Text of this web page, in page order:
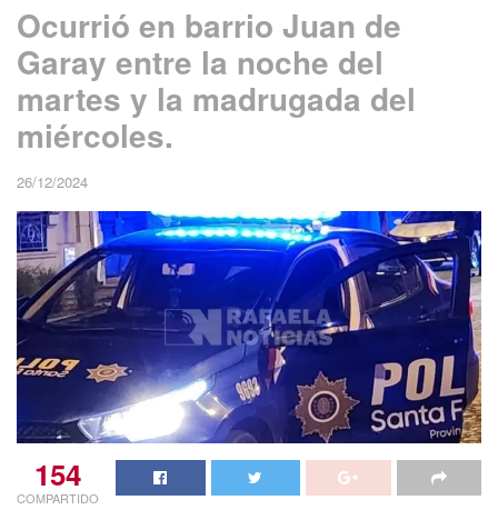
Ocurrió en barrio Juan de
Garay entre la noche del
martes y la madrugada del
miércoles.
26/12/2024
154
COMPARTIDO